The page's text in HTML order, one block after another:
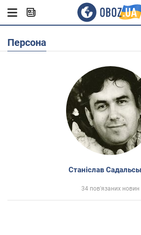
Персона
Станіслав
34 пов'язаних новин